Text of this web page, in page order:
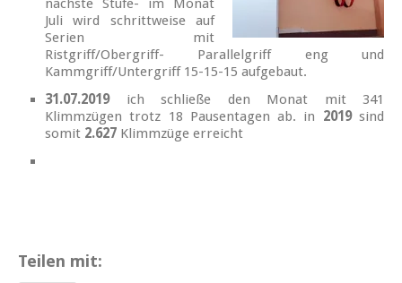
Juli wird schrittweise auf
Serien mit
Ristgriff/Obergriff- Parallelgriff eng und
Kammgriff/Untergriff 15-15-15 aufgebaut.
31.07.2019ich schließe den Monat mit 341
Klimmzügen trotz 18 Pausentagen ab. in 2019sind
somit 2.627 Klimmzüge erreicht
Teilen mit: